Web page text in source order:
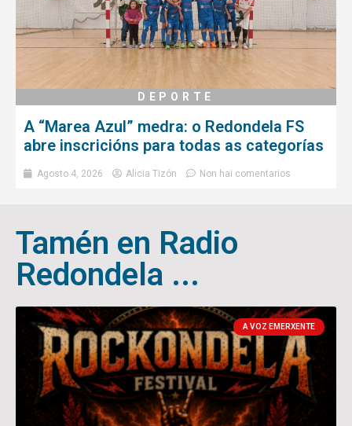
DEPORTE
A “Marea Azul” medra: o Redondela FS
abre inscricións para todas as categorías
Agosto 4, 2026 Alicia Tizón Non hai comentarios
Tamén en Radio
Redondela ...
A VOZ EMERXENTE